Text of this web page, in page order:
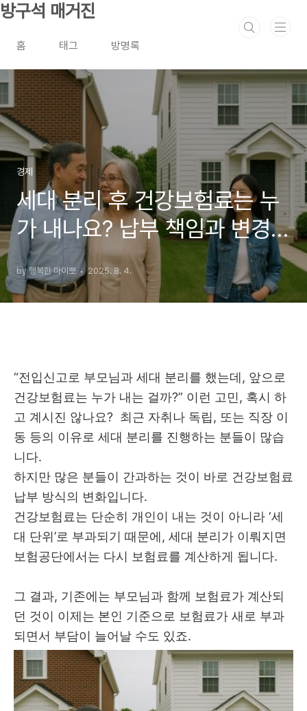
본문 바로가기
방구석 매거진
홈 태그 방명록
경제
세대 분리 후 건강보험료는 누
가 내나요? 납부 책임과 변경
사항 총정리
by 행복한 마이뽀 2025. 8. 4.
“전입신고로 부모님과 세대 분리를 했는데, 앞으로
건강보험료는 누가 내는 걸까?” 이런 고민, 혹시 하
고 계시진 않나요? 최근 자취나 독립, 또는 직장 이
동 등의 이유로 세대 분리를 진행하는 분들이 많습
니다.
하지만 많은 분들이 간과하는 것이 바로 건강보험료
납부 방식의 변화입니다.
건강보험료는 단순히 개인이 내는 것이 아니라 ‘세
대 단위’로 부과되기 때문에, 세대 분리가 이뤄지면
보험공단에서는 다시 보험료를 계산하게 됩니다.
그 결과, 기존에는 부모님과 함께 보험료가 계산되
던 것이 이제는 본인 기준으로 보험료가 새로 부과
되면서 부담이 늘어날 수도 있죠.